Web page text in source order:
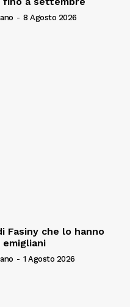
- 8 Agosto 2026
Fasiny che lo hanno
- 1 Agosto 2026